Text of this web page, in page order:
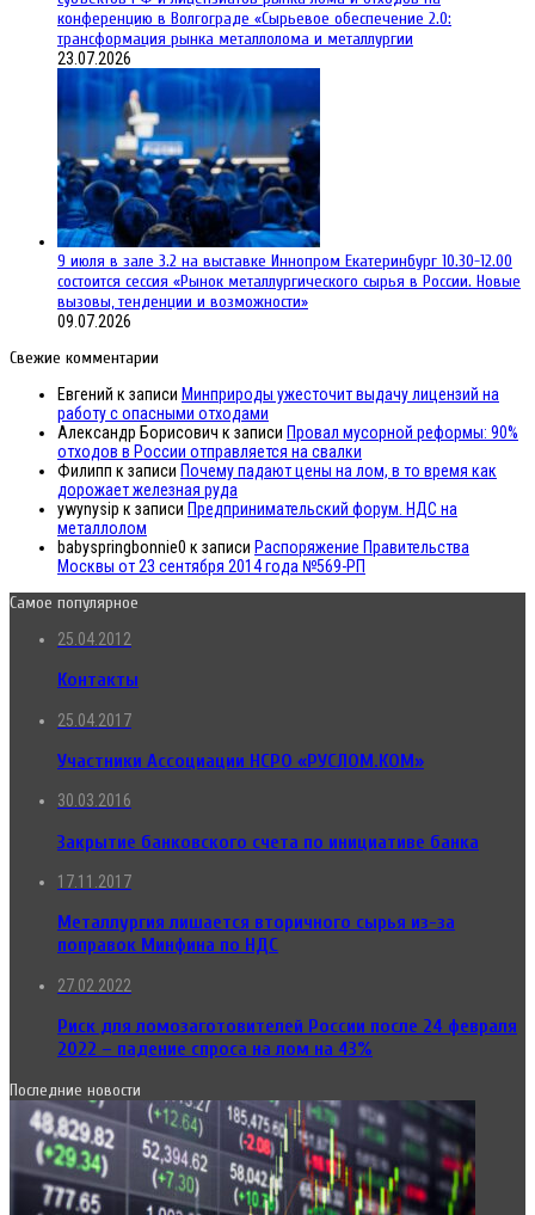
конференцию в Волгограде «Сырьевое обеспечение 2.0:
трансформация рынка металлолома и металлургии
23.07.2026
9 июля в зале 3.2 на выставке Иннопром Екатеринбург 10.30-12.00
состоится сессия «Рынок металлургического сырья в России. Новые
вызовы, тенденции и возможности»
09.07.2026
Свежие комментарии
Евгений к записи Минприроды ужесточит выдачу лицензий на
работу с опасными отходами
Александр Борисович к записи Провал мусорной реформы: 90%
отходов в России отправляется на свалки
Филипп к записи Почему падают цены на лом, в то время как
дорожает железная руда
ywynysip к записи Предпринимательский форум. НДС на
металлолом
babyspringbonnie0 к записи Распоряжение Правительства
Москвы от 23 сентября 2014 года №569-РП
Самое популярное
25.04.2012
Контакты
25.04.2017
Участники Ассоциации НСРО «РУСЛОМ.КОМ»
30.03.2016
Закрытие банковского счета по инициативе банка
17.11.2017
Металлургия лишается вторичного сырья из-за
поправок Минфина по НДС
27.02.2022
Риск для ломозаготовителей России после 24 февраля
2022 – падение спроса на лом на 43%
Последние новости